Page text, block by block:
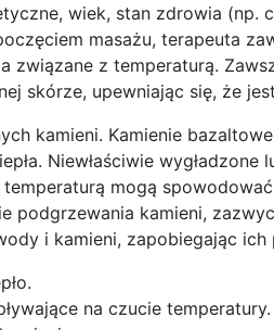
wiek, stan zdrowia (np.
masażu, terapeuta
z temperaturą.
skórze, upewniając się, że
kamieni. Kamienie
Niewłaściwie wygładzone
mogą
podgrzewania kamieni,
i kamieni, zapobiegając ich
na czucie temperatury.